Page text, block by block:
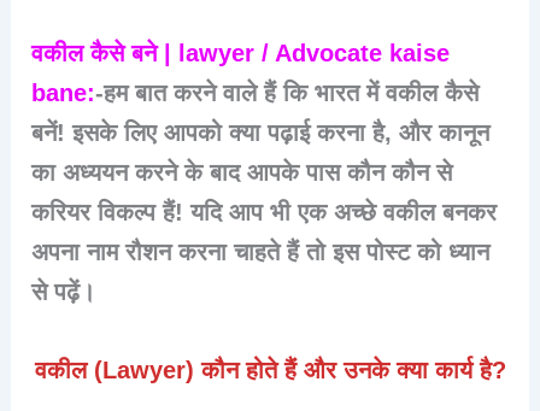
वकील कैसे बने | lawyer / Advocate kaise
bane:-हम बात करने वाले हैं कि भारत में वकील कैसे
बनें! इसके लिए आपको क्या पढ़ाई करना है, और कानून
का अध्ययन करने के बाद आपके पास कौन कौन से
करियर विकल्प हैं! यदि आप भी एक अच्छे वकील बनकर
अपना नाम रौशन करना चाहते हैं तो इस पोस्ट को ध्यान
से पढ़ें।
वकील (Lawyer) कौन होते हैं और उनके क्या कार्य है?